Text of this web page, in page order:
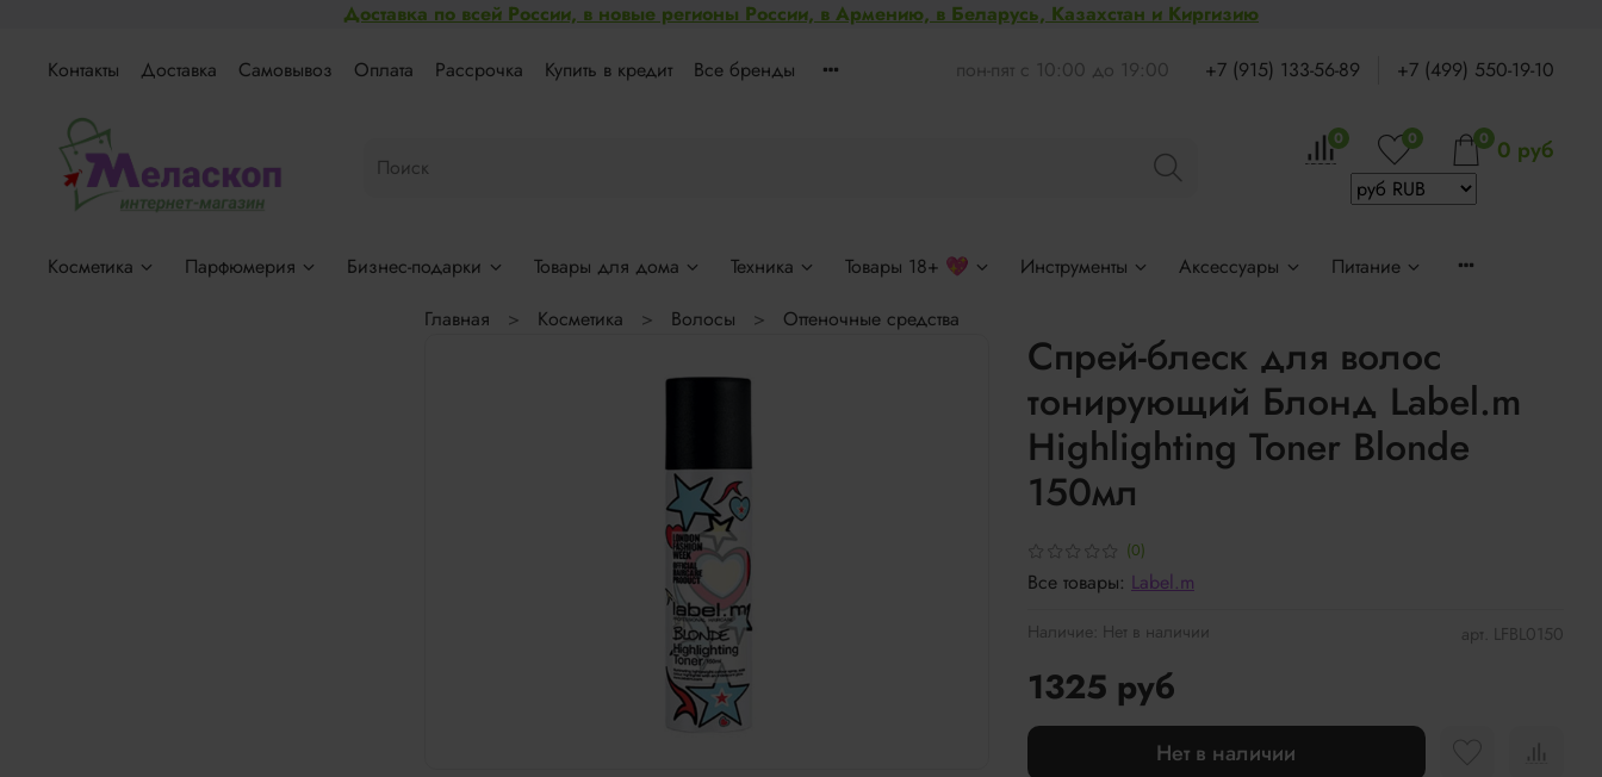
Доставка по всей России, в новые регионы России, в Армению, в Беларусь, Казахстан и Киргизию
Контакты Доставка Самовывоз Оплата Рассрочка Купить в кредит Все бренды пон-пят с 10:00 до 19:00 +7 (915) 133-56-89 +7 (499) 550-19-10
0 0 0 0 руб
Косметика Парфюмерия Бизнес-подарки Товары для дома Техника Товары 18+ 💖 Инструменты Аксессуары
Питание
Главная
Косметика Волосы Оттеночные средства
(0)
арт. LFBL0150
Наличие: Нет в наличии
Спрей-блеск для волос
тонирующий Блонд Label.m
Highlighting Toner Blonde
150мл
1325 руб
Нет в наличии
Все товары: Label.m